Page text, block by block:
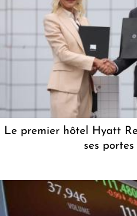
Le premier hôtel Hyatt
ses